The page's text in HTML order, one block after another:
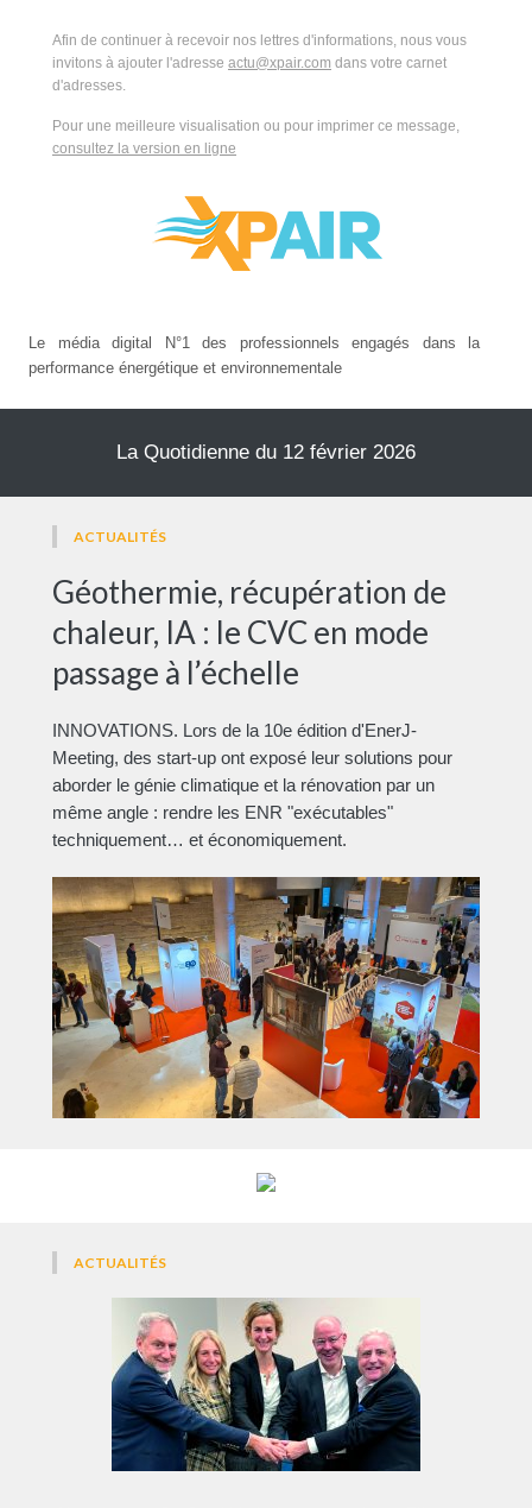
Afin de continuer à recevoir nos lettres d'informations, nous vous
invitons à ajouter l'adresse actu@xpair.com dans votre carnet
d'adresses.
Pour une meilleure visualisation ou pour imprimer ce message,
consultez la version en ligne
Le média digital N°1 des professionnels engagés dans la
performance énergétique et environnementale
La Quotidienne du 12 février 2026
ACTUALITÉS
Géothermie, récupération de
chaleur, IA : le CVC en mode
passage à l’échelle
INNOVATIONS. Lors de la 10e édition d'EnerJ-
Meeting, des start-up ont exposé leur solutions pour
aborder le génie climatique et la rénovation par un
même angle : rendre les ENR "exécutables"
techniquement… et économiquement.
ACTUALITÉS